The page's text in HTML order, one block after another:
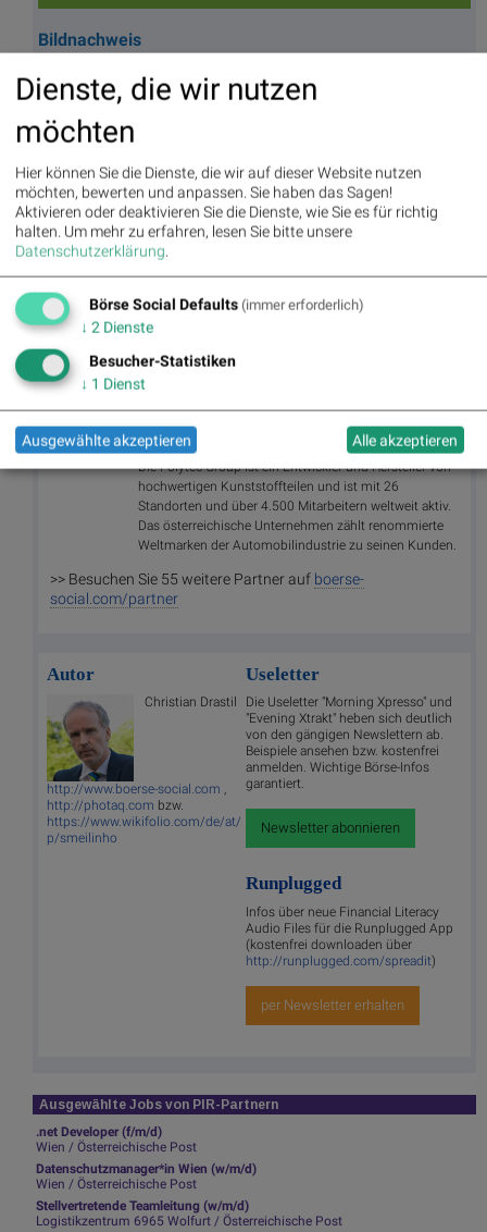
Bildnachweis
26.10.2024
2. Technik, Elektronik, IT, Techniker, Test, Prüfung, Reparatur, Testgerät,
http://www.shutterstock.com/de/pic-132405716/stock-photo-tech-tests-
Aktien auf dem Radar:Rosenbauer ,Bajaj Mobility AG
EuroTeleSites AG,Semperit,Flughafen Wien,FACC ,Emerald
Horizon AG, ATX,ATX Prime,ATX TR,Bawag,ATX NTR
Wienerberger,Fabasoft
Group,Strabag,Frauenthal,Lenzing,Linz Textil Holding,
Wolford,Wolftank-Adisa,Wiener Privatbank,BTV AG
Stamm
Amag
Random Partner
Polytec
Die Polytec Group ist ein Entwickler und Hersteller von
hochwertigen Kunststoffteilen und ist mit 26
Standorten und über 4.500 Mitarbeitern weltweit aktiv.
Das österreichische Unternehmen zählt renommierte
Weltmarken der Automobilindustrie zu seinen Kunden.
>> Besuchen Sie 55 weitere Partner auf boerse-
social.com/partner
Autor
Christian Drastil
http://www.boerse-social.com
http://photaq.com bzw.
https://www.wikifolio.com/de/at/
p/smeilinho
Useletter
Die Useletter "Morning Xpresso" und
"Evening Xtrakt" heben sich deutlich
von den gängigen Newslettern ab.
Beispiele ansehen bzw. kostenfrei
anmelden. Wichtige Börse-Infos
garantiert.
Newsletter abonnieren
Runplugged
Infos über neue Financial Literacy
Audio Files für die Runplugged App
(kostenfrei downloaden über
http://runplugged.com/spreadit)
per Newsletter erhalten
Ausgewählte Jobs von PIR-Partnern
.net Developer (f/m/d)
Wien / Österreichische Post
Datenschutzmanager*in Wien (w/m/d)
Wien / Österreichische Post
Stellvertretende Teamleitung (w/m/d)
Logistikzentrum 6965 Wolfurt / Österreichische Post
Dienste, die wir nutzen
möchten
Hier können Sie die Dienste, die wir auf dieser Website nutzen
möchten, bewerten und anpassen. Sie haben das Sagen!
Aktivieren oder deaktivieren Sie die Dienste, wie Sie es für richtig
halten. Um mehr zu erfahren, lesen Sie bitte unsere
Datenschutzerklärung.
Börse Social Defaults (immer erforderlich)
↓ 2 Dienste
Besucher-Statistiken
↓ 1 Dienst
Ausgewählte akzeptieren Alle akzeptieren